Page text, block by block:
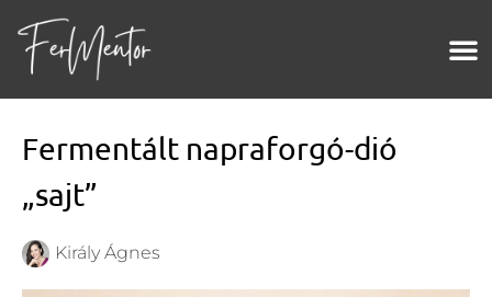
Fermentált napraforgó-dió
„sajt”
Király Ágnes